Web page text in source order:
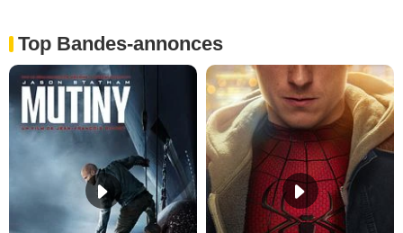
Top Bandes-annonces